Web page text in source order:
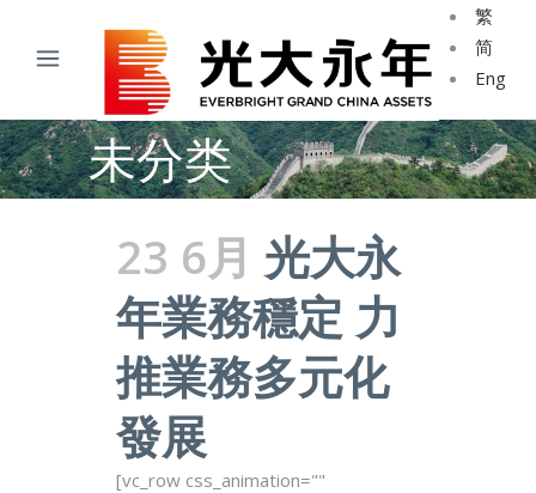
繁
简
Eng
未分类
23 6月 光大永
年業務穩定 力
推業務多元化
發展
[vc_row css_animation=""